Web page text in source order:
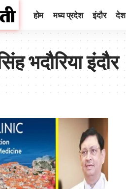
होम मध्य प्रदेश इंदौर देश
भदौरिया इंदौर